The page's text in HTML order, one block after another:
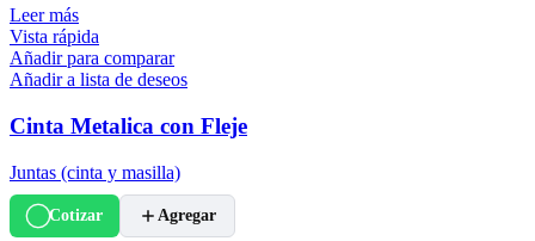
Leer más
Vista rápida
Añadir para comparar
Añadir a lista de deseos
Cinta Metalica con Fleje
Juntas (cinta y masilla)
Cotizar Agregar